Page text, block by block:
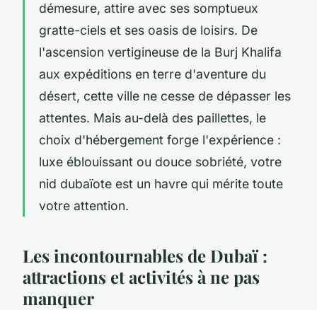
démesure, attire avec ses somptueux
gratte-ciels et ses oasis de loisirs. De
l'ascension vertigineuse de la Burj Khalifa
aux expéditions en terre d'aventure du
désert, cette ville ne cesse de dépasser les
attentes. Mais au-delà des paillettes, le
choix d'hébergement forge l'expérience :
luxe éblouissant ou douce sobriété, votre
nid dubaïote est un havre qui mérite toute
votre attention.
Les incontournables de Dubaï :
attractions et activités à ne pas
manquer